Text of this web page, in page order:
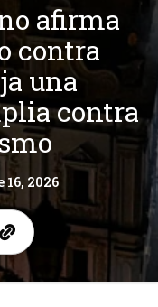
afirma
contra
una
contra
16, 2026